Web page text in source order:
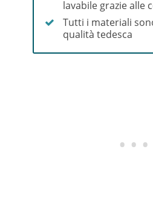
lavabile grazie alle
Tutti i materiali
qualità tedesca